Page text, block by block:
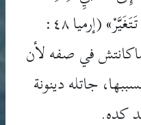
بَقِيَ طَعْمُهُ فِيهِ، وَرَائِحَتُهُ لَمْ تَتَغَيَّرْ» (إرميا ٤٨:
ماكانتش في صفه لأن
جاتله دينونة
كده.